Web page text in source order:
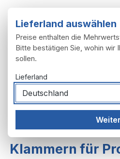
Klammern für
Lieferland auswählen
Preise enthalten die
Bitte bestätigen Sie, wohin wir
sollen.
Lieferland
Weiter